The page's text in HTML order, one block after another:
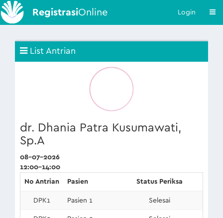
RegistrasiOnline Login
List Antrian
dr. Dhania Patra Kusumawati,
Sp.A
08-07-2026
12:00-14:00
No Antrian Pasien Status Periksa
DPK1 Pasien 1 Selesai